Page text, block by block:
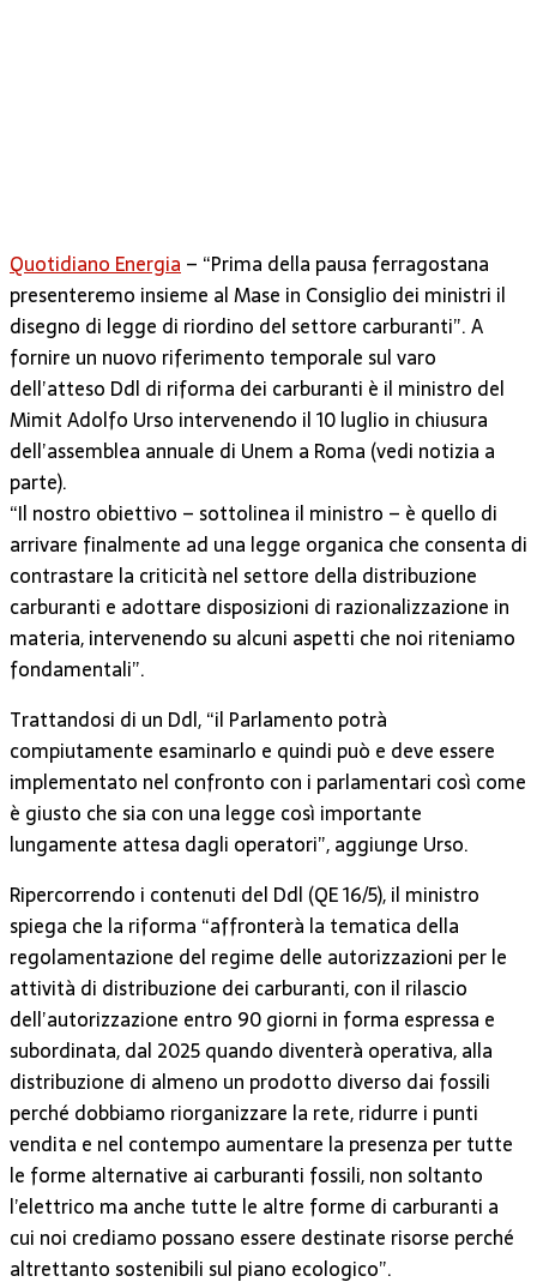
Quotidiano Energia – “Prima della pausa ferragostana
presenteremo insieme al Mase in Consiglio dei ministri il
disegno di legge di riordino del settore carburanti”. A
fornire un nuovo riferimento temporale sul varo
dell’atteso Ddl di riforma dei carburanti è il ministro del
Mimit Adolfo Urso intervenendo il 10 luglio in chiusura
dell’assemblea annuale di Unem a Roma (vedi notizia a
parte).
“Il nostro obiettivo – sottolinea il ministro – è quello di
arrivare finalmente ad una legge organica che consenta di
contrastare la criticità nel settore della distribuzione
carburanti e adottare disposizioni di razionalizzazione in
materia, intervenendo su alcuni aspetti che noi riteniamo
fondamentali”.
Trattandosi di un Ddl, “il Parlamento potrà
compiutamente esaminarlo e quindi può e deve essere
implementato nel confronto con i parlamentari così come
è giusto che sia con una legge così importante
lungamente attesa dagli operatori”, aggiunge Urso.
Ripercorrendo i contenuti del Ddl (QE 16/5), il ministro
spiega che la riforma “affronterà la tematica della
regolamentazione del regime delle autorizzazioni per le
attività di distribuzione dei carburanti, con il rilascio
dell’autorizzazione entro 90 giorni in forma espressa e
subordinata, dal 2025 quando diventerà operativa, alla
distribuzione di almeno un prodotto diverso dai fossili
perché dobbiamo riorganizzare la rete, ridurre i punti
vendita e nel contempo aumentare la presenza per tutte
le forme alternative ai carburanti fossili, non soltanto
l’elettrico ma anche tutte le altre forme di carburanti a
cui noi crediamo possano essere destinate risorse perché
altrettanto sostenibili sul piano ecologico”.